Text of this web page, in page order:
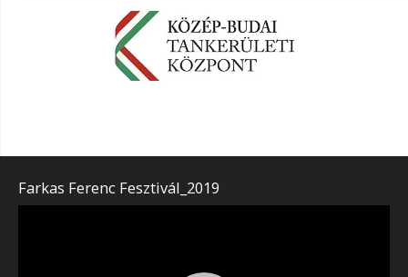
Farkas Ferenc Fesztivál_2019